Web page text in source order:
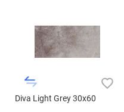
Diva Light Grey 30x60